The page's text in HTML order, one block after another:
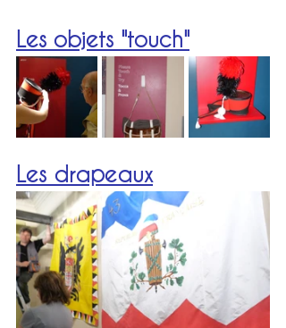
Les objets "touch"
Les drapeaux